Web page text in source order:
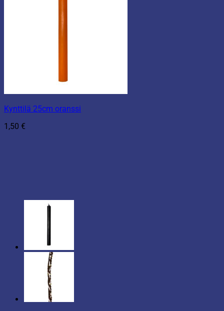
Kynttilä 25cm oranssi
1,50 €